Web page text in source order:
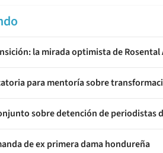
la mirada optimista de Rosental
para mentoría sobre
sobre detención de periodistas
de ex primera dama hondureña